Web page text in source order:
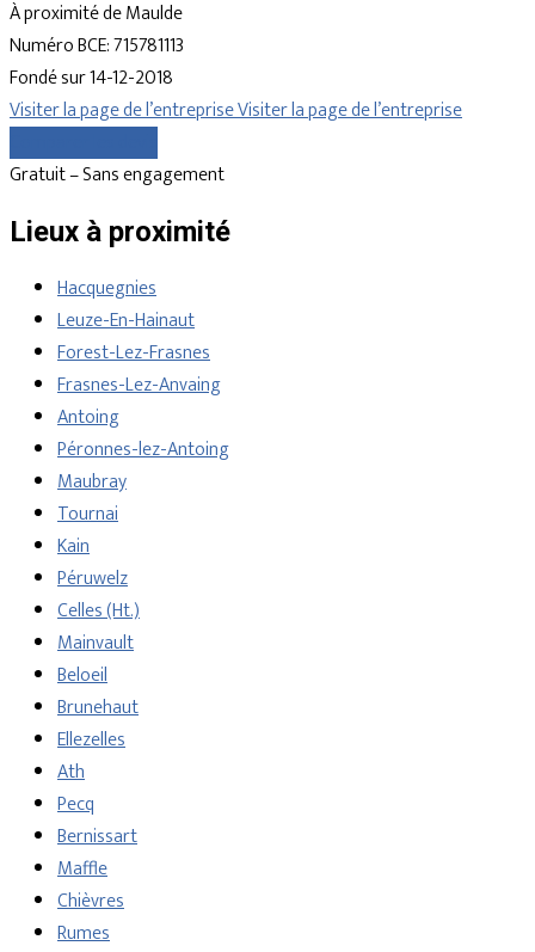
À proximité de Maulde
Numéro BCE: 715781113
Fondé sur 14-12-2018
Visiter la page de l’entrepriseVisiter la page de l’entreprise
Gratuit – Sans engagement
Lieux à proximité
Hacquegnies
Leuze-En-Hainaut
Forest-Lez-Frasnes
Frasnes-Lez-Anvaing
Antoing
Péronnes-lez-Antoing
Maubray
Tournai
Kain
Péruwelz
Celles (Ht.)
Mainvault
Beloeil
Brunehaut
Ellezelles
Ath
Pecq
Bernissart
Maffle
Chièvres
Rumes